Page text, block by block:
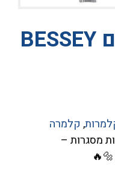
קלמרה למסגרים BESSEY
, קלמרה
מסגרות –